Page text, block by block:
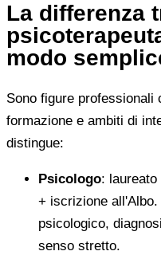
La differenza
modo
Sono figure professionali
formazione e ambiti di
distingue:
Psicologo:
+ iscrizione
psicologico,
senso stretto.